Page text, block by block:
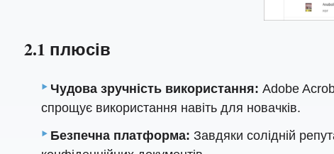
2.1 плюсів
Чудова зручність використання: Adobe
спрощує використання навіть для новачків.
Безпечна платформа: Завдяки солідній